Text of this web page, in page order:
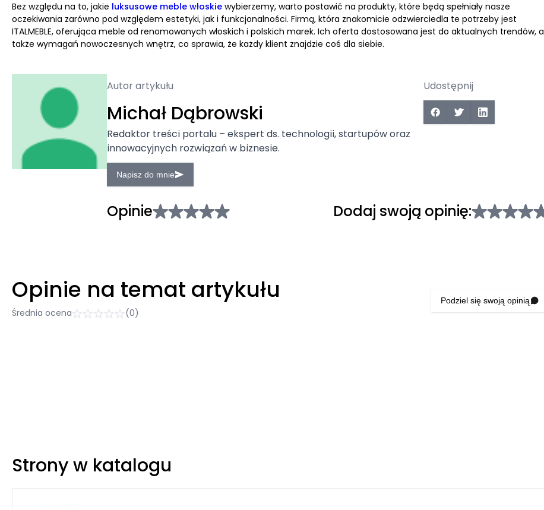
Bez względu na to, jakie luksusowe meble włoskie wybierzemy, warto postawić na produkty, które będą spełniały nasze
oczekiwania zarówno pod względem estetyki, jak i funkcjonalności. Firmą, która znakomicie odzwierciedla te potrzeby jest
ITALMEBLE, oferująca meble od renomowanych włoskich i polskich marek. Ich oferta dostosowana jest do aktualnych trendów, a
także wymagań nowoczesnych wnętrz, co sprawia, że każdy klient znajdzie coś dla siebie.
Autor artykułu
Michał Dąbrowski
Redaktor treści portalu – ekspert ds. technologii, startupów oraz
innowacyjnych rozwiązań w biznesie.
Napisz do mnie
Udostępnij
Opinie Dodaj swoją opinię:
Opinie na temat artykułu
Średnia ocena (0)
Podziel się swoją opinią
Strony w katalogu